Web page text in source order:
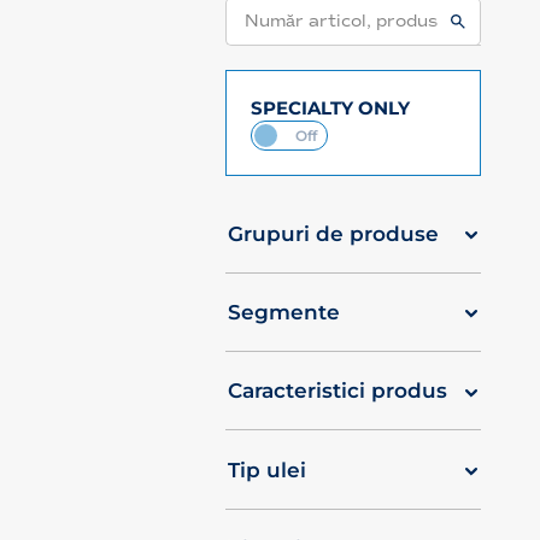
SPECIALTY ONLY
Grupuri de produse
Segmente
Caracteristici produs
Tip ulei